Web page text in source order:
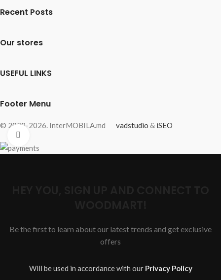
Recent Posts
Our stores
USEFUL LINKS
Footer Menu
© 2020-2026. InterMOBILA.md vadstudio & iSEO
Be the first to learn about our latest trends and get exclusive
offers
Will be used in accordance with our Privacy Policy